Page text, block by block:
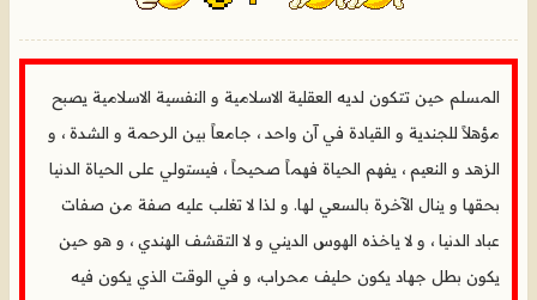
المسلم حين تتكون لديه العقلية الاسلامية و النفسية الاسلامية يصبح
مؤهلاً للجندية و القيادة في آن واحد ، جامعاً بين الرحمة و الشدة ، و
الزهد و النعيم ، يفهم الحياة فهماً صحيحاً ، فيستولي على الحياة الدنيا
بحقها و ينال الآخرة بالسعي لها. و لذا لا تغلب عليه صفة من صفات
عباد الدنيا ، و لا ياخذه الهوس الديني و لا التقشف الهندي ، و هو حين
يكون بطل جهاد يكون حليف محراب، و في الوقت الذي يكون فيه